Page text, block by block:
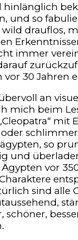
hinlänglich
und so
drauflos,
immer
vor 30 Jahren
an
mich beim
mit
oder
so
und
vor
sind alle
schöner,